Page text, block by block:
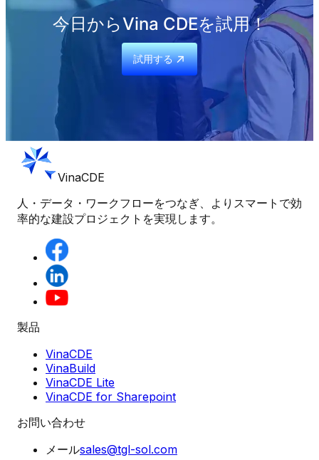
今日からVina CDEを試用！
試用する
VinaCDE
人・データ・ワークフローをつなぎ、よりスマートで効
率的な建設プロジェクトを実現します。
製品
VinaCDE
VinaBuild
VinaCDE Lite
VinaCDE for Sharepoint
お問い合わせ
メールsales@tgl-sol.com